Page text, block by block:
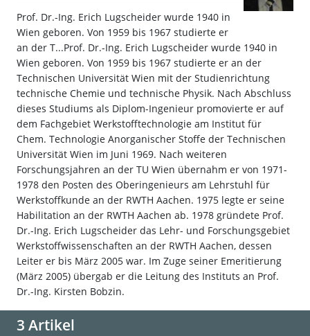
Prof. Dr.-Ing. Erich Lugscheider wurde 1940 in
Wien geboren. Von 1959 bis 1967 studierte er
an der T...Prof. Dr.-Ing. Erich Lugscheider wurde 1940 in
Wien geboren. Von 1959 bis 1967 studierte er an der
Technischen Universität Wien mit der Studienrichtung
technische Chemie und technische Physik. Nach Abschluss
dieses Studiums als Diplom-Ingenieur promovierte er auf
dem Fachgebiet Werkstofftechnologie am Institut für
Chem. Technologie Anorganischer Stoffe der Technischen
Universität Wien im Juni 1969. Nach weiteren
Forschungsjahren an der TU Wien übernahm er von 1971-
1978 den Posten des Oberingenieurs am Lehrstuhl für
Werkstoffkunde an der RWTH Aachen. 1975 legte er seine
Habilitation an der RWTH Aachen ab. 1978 gründete Prof.
Dr.-Ing. Erich Lugscheider das Lehr- und Forschungsgebiet
Werkstoffwissenschaften an der RWTH Aachen, dessen
Leiter er bis März 2005 war. Im Zuge seiner Emeritierung
(März 2005) übergab er die Leitung des Instituts an Prof.
Dr.-Ing. Kirsten Bobzin.
3 Artikel